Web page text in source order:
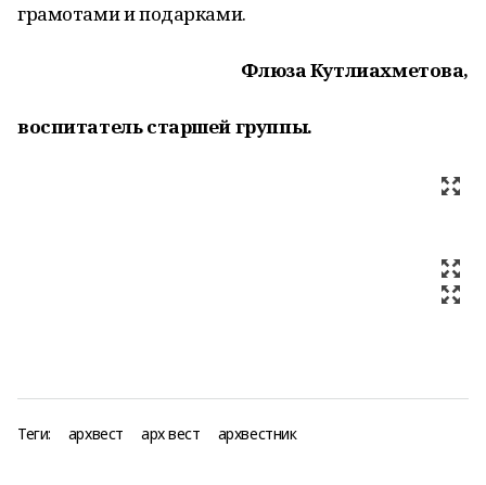
грамотами и подарками.
Флюза Кутлиахметова,
воспитатель старшей группы.
Теги: архвест арх вест архвестник